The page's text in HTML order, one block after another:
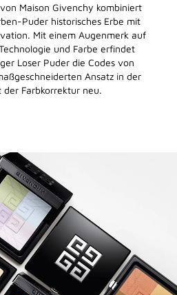
Maison Givenchy kombiniert
Puder historisches Erbe mit
Mit einem Augenmerk auf
und Farbe erfindet
Loser Puder die Codes von
Ansatz in der
der Farbkorrektur neu.